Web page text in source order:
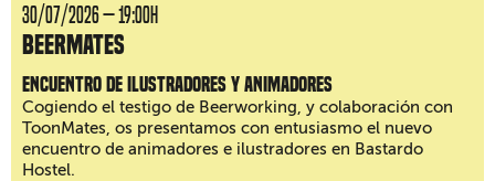
30/07/2026 — 19:00H
BeerMates
Encuentro de ilustradores y animadores
Cogiendo el testigo de Beerworking, y colaboración con
ToonMates, os presentamos con entusiasmo el nuevo
encuentro de animadores e ilustradores en Bastardo
Hostel.